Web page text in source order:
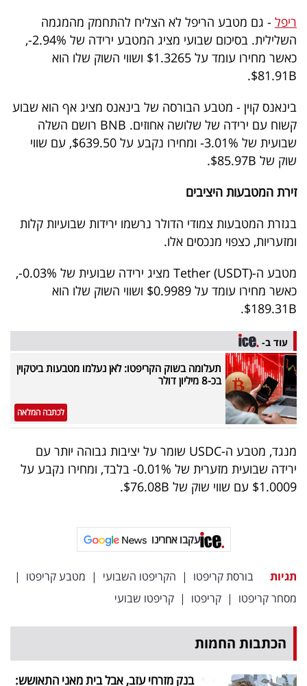
40
UNDER
40
שיתופי
פעולה
דרושים
מייל
אדום
פרסמו
באייס
אחרינו:
ריפל - גם מטבע הריפל לא הצליח להתחמק מהמגמה
השלילית. בסיכום שבועי מציג המטבע ירידה של 2.94%-,
כאשר מחירו עומד על $1.3265 ושווי השוק שלו הוא
$81.91B.
בינאנס קוין - מטבע הבורסה של בינאנס מציג אף הוא שבוע
קשוח עם ירידה של שלושה אחוזים. BNB רושם השלה
שבועית של 3.01%- ומחירו נקבע על $639.50, עם שווי
שוק של $85.97B.
זירת המטבעות היציבים
בגזרת המטבעות צמודי הדולר נרשמו ירידות שבועיות קלות
ומזעריות, כצפוי מנכסים אלו.
מטבע ה-Tether (USDT) מציג ירידה שבועית של 0.03%-,
כאשר מחירו עומד על $0.9989 ושווי השוק שלו הוא
$189.31B.
עוד ב-
תעלומה בשוק הקריפטו: לאן נעלמו מטבעות ביטקוין
בכ-8 מיליון דולר
לכתבה המלאה
מנגד, מטבע ה-USDC שומר על יציבות גבוהה יותר עם
ירידה שבועית מזערית של 0.01%- בלבד, ומחירו נקבע על
$1.0009 עם שווי שוק של $76.08B.
עקבו אחרינו
תגיות בורסת קריפטו | הקריפטו השבועי | מטבע קריפטו |
מסחר קריפטו | קריפטו | קריפטו שבועי
הכתבות החמות
בנק מזרחי עזב, אבל בית מאני התאושש: